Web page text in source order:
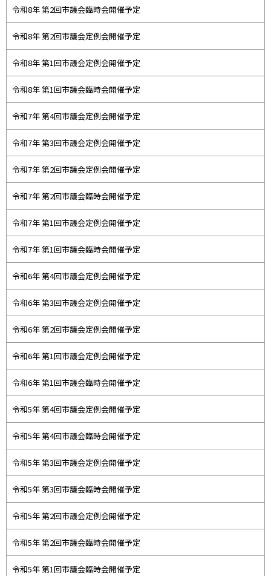
メ
ニ
ュ
ー
令和8年 第2回市議会臨時会開催予定
令和8年 第2回市議会定例会開催予定
令和8年 第1回市議会定例会開催予定
令和8年 第1回市議会臨時会開催予定
令和7年 第4回市議会定例会開催予定
令和7年 第3回市議会定例会開催予定
令和7年 第2回市議会定例会開催予定
令和7年 第2回市議会臨時会開催予定
令和7年 第1回市議会定例会開催予定
令和7年 第1回市議会臨時会開催予定
令和6年 第4回市議会定例会開催予定
令和6年 第3回市議会定例会開催予定
令和6年 第2回市議会定例会開催予定
令和6年 第1回市議会定例会開催予定
令和6年 第1回市議会臨時会開催予定
令和5年 第4回市議会定例会開催予定
令和5年 第4回市議会臨時会開催予定
令和5年 第3回市議会定例会開催予定
令和5年 第3回市議会臨時会開催予定
令和5年 第2回市議会定例会開催予定
令和5年 第2回市議会臨時会開催予定
令和5年 第1回市議会臨時会開催予定